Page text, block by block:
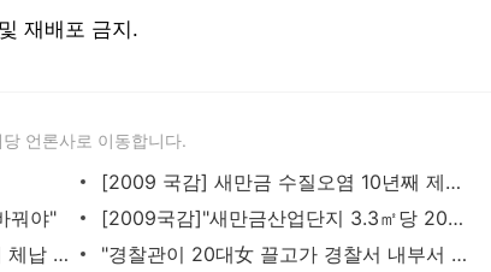
재배포 금지.
당 언론사로 이동합니다.
[2009 국감] 새만금 수질오염 10년째 제자리
꿔야"
[2009국감]"새만금산업단지 3.3㎡당 20만원 더 오른다"
[2009국감]전라북도, 공무원 지방세 체납 1위
"경찰관이 20대女 끌고가 경찰서 내부서 성폭행"…직원 78명 직무정지까지, 파키스탄에 무슨 일이